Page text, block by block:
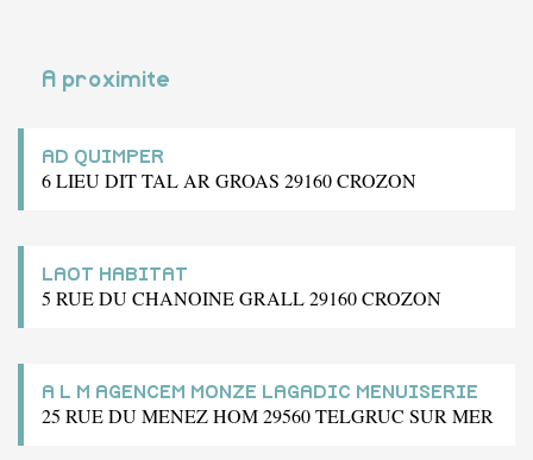
A proximite
AD QUIMPER
6 LIEU DIT TAL AR GROAS 29160 CROZON
LAOT HABITAT
5 RUE DU CHANOINE GRALL 29160 CROZON
A L M AGENCEM MONZE LAGADIC MENUISERIE
25 RUE DU MENEZ HOM 29560 TELGRUC SUR MER